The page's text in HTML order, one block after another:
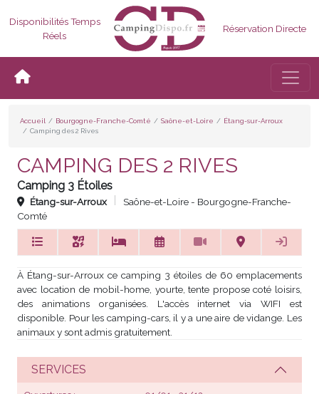
Disponibilités Temps
Réels
Réservation Directe
Accueil Bourgogne-Franche-Comté Saône-et-Loire
Étang-sur-Arroux
Camping des 2 Rives
CAMPING DES 2 RIVES
Camping 3 Étoiles
Étang-sur-Arroux
Saône-et-Loire - Bourgogne-Franche-
Comté
À Étang-sur-Arroux ce camping 3 étoiles de 60 emplacements
avec location de mobil-home, yourte, tente propose coté loisirs,
des animations organisées. L'accès internet via WIFI est
disponible. Pour les camping-cars, il y a une aire de vidange. Les
animaux y sont admis gratuitement.
SERVICES